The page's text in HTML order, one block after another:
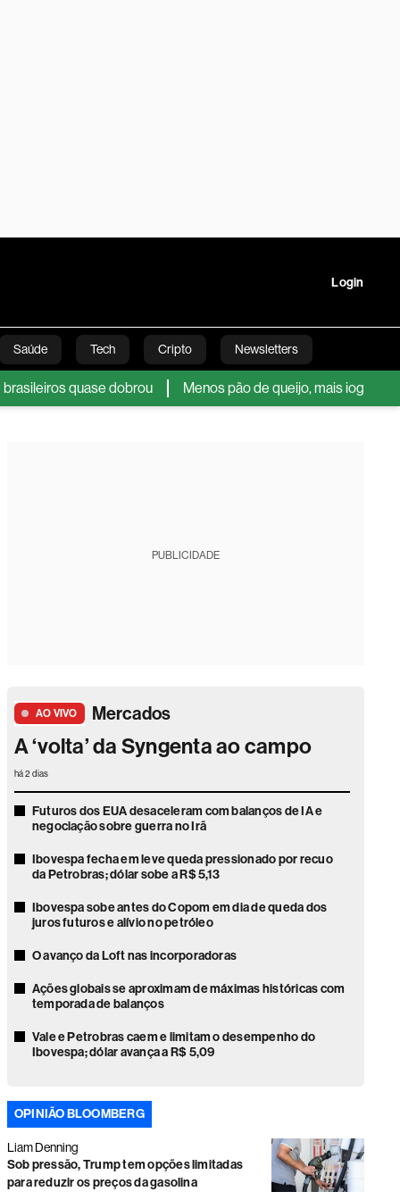
Login
Saúde Tech Cripto Newsletters
Linha Executiva Opinião Vídeos
quase dobrou Menos pão de queijo, mais iogurte: como
PUBLICIDADE
AO VIVO Mercados
A ‘volta’ da Syngenta ao campo
há 2 dias
Futuros dos EUA desaceleram com balanços de IA e
negociação sobre guerra no Irã
Ibovespa fecha em leve queda pressionado por recuo
da Petrobras; dólar sobe a R$ 5,13
Ibovespa sobe antes do Copom em dia de queda dos
juros futuros e alívio no petróleo
O avanço da Loft nas incorporadoras
Ações globais se aproximam de máximas históricas com
temporada de balanços
Vale e Petrobras caem e limitam o desempenho do
Ibovespa; dólar avança a R$ 5,09
pressão sobre mercados
disputa presidencial acirrada
Novo ciclo à vista? Commodities podem impulsionar
OPINIÃO BLOOMBERG
Liam Denning
Sob pressão, Trump tem opções limitadas
para reduzir os preços da gasolina